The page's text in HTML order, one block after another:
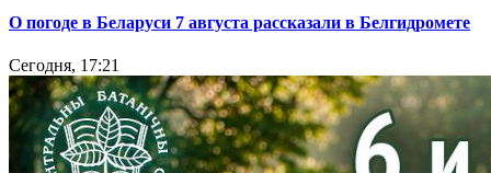
О погоде в Беларуси 7 августа рассказали в Белгидромете
Сегодня, 17:21